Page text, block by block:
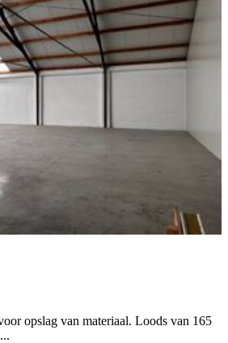
opslag van materiaal. Loods van 165